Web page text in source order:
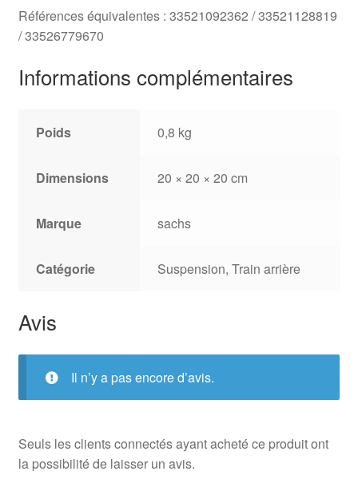
Références équivalentes : 33521092362 / 33521128819
/ 33526779670
Informations complémentaires
Poids 0,8 kg
Dimensions 20 × 20 × 20 cm
Marque sachs
Catégorie Suspension, Train arrière
Avis
Il n’y a pas encore d’avis.
Seuls les clients connectés ayant acheté ce produit ont
la possibilité de laisser un avis.